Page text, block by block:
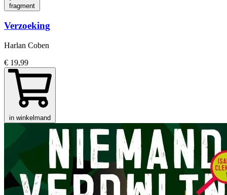
fragment
Verzoeking
Harlan Coben
€ 19,99
in winkelmand